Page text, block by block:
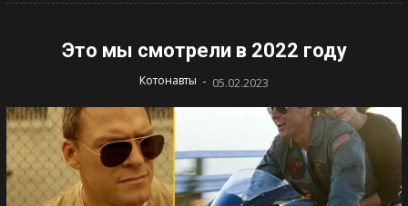
Это мы смотрели в 2022 году
Котонавты - 05.02.2023